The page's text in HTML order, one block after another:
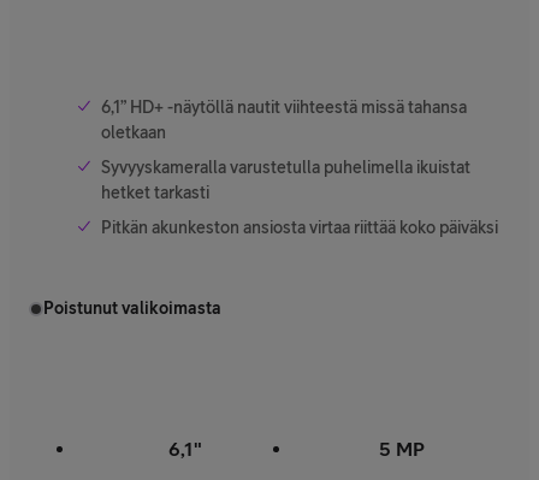
6,1” HD+ -näytöllä nautit viihteestä missä tahansa
oletkaan
Syvyyskameralla varustetulla puhelimella ikuistat
hetket tarkasti
Pitkän akunkeston ansiosta virtaa riittää koko päiväksi
Poistunut valikoimasta
6,1" 5 MP